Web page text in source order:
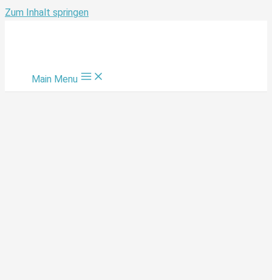
Zum Inhalt springen
Main Menu